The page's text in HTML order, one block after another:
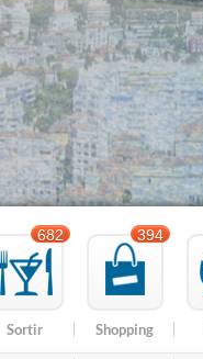
Plages, sports, ...
Services
Tourisme, ...
682 394
Sortir Shopping